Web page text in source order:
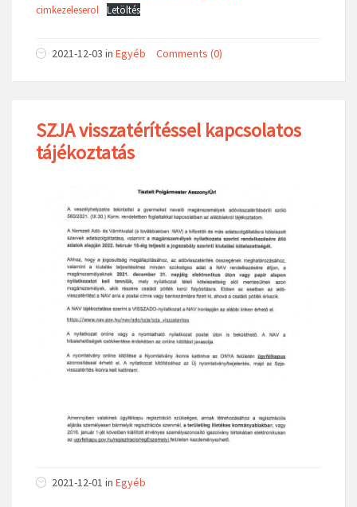
cimkezeleserol
Letöltés
2021-12-03 in Egyéb Comments (0)
SZJA visszatérítéssel kapcsolatos
tájékoztatás
2021-12-01 in Egyéb